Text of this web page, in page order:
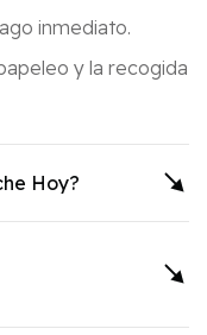
inmediato.
y la recogida
Hoy?